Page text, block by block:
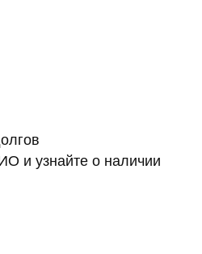
и узнайте о наличии